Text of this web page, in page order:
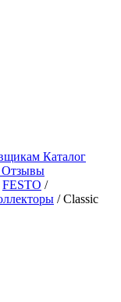
Каталог
Отзывы
FESTO /
/ Classic